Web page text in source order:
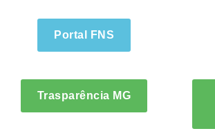
Portal FNS
Trasparência MG